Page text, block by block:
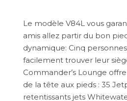
Le modèle V84L vous
amis allez partir du bon
dynamique: Cinq
facilement trouver leur
Commander’s Lounge
de la tête aux pieds : 35
retentissants jets